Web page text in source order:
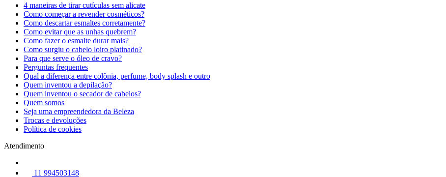
4 maneiras de tirar cutículas sem alicate
Como começar a revender cosméticos?
Como descartar esmaltes corretamente?
Como evitar que as unhas quebrem?
Como fazer o esmalte durar mais?
Como surgiu o cabelo loiro platinado?
Para que serve o óleo de cravo?
Perguntas frequentes
Qual a diferença entre colônia, perfume, body splash e outro
Quem inventou a depilação?
Quem inventou o secador de cabelos?
Quem somos
Seja uma empreendedora da Beleza
Trocas e devoluções
Política de cookies
Atendimento
11 994503148